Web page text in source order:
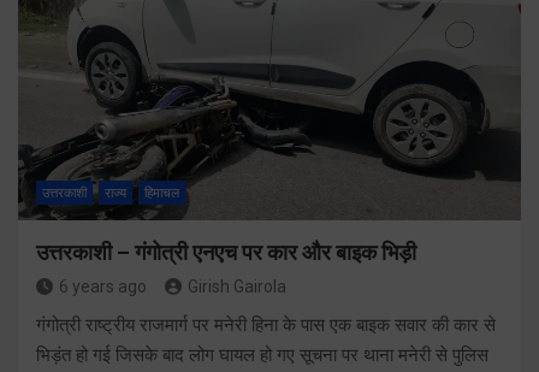
उत्तरकाशी राज्य हिमाचल
उत्तरकाशी – गंगोत्री एनएच पर कार और बाइक भिड़ी
6 years ago Girish Gairola
गंगोत्री राष्ट्रीय राजमार्ग पर मनेरी हिना के पास एक बाइक सवार की कार से
भिड़ंत हो गई जिसके बाद लोग घायल हो गए सूचना पर थाना मनेरी से पुलिस